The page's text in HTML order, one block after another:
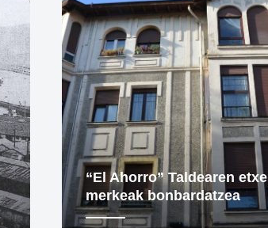
“El Ahorro” Taldearen etxe
merkeak bonbardatzea